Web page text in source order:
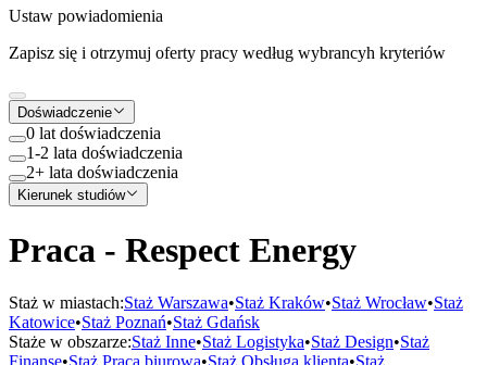
Ustaw powiadomienia
Zapisz się i otrzymuj oferty pracy według wybrancyh kryteriów
Doświadczenie
0 lat doświadczenia
1-2 lata doświadczenia
2+ lata doświadczenia
Kierunek studiów
Praca - Respect Energy
Staż w miastach:Staż Warszawa•Staż Kraków•Staż Wrocław•Staż
Katowice•Staż Poznań•Staż Gdańsk
Staże w obszarze:Staż Inne•Staż Logistyka•Staż Design•Staż